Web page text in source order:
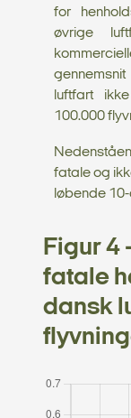
for
øvrige
luftfart
100.000
fatale og
løbende
Figur 4
fatale
dansk